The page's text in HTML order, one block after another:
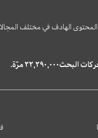
المحتوى الهادف في مختلف